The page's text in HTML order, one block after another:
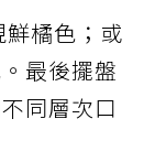
橘色；或
最後擺盤
同層次口